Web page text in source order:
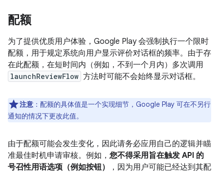
配额
为了提供优质用户体验，Google Play 会强制执行一个限时
配额，用于规定系统向用户显示评价对话框的频率。由于存
在此配额，在短时间内（例如，不到一个月内）多次调用
launchReviewFlow 方法时可能不会始终显示对话框。
注意 ：配额的具体值是一个实现细节，Google Play 可在不另行
通知的情况下更改此值。
由于配额可能会发生变化，因此请务必应用自己的逻辑并瞄
准最佳时机申请审核。例如， 您不得采用旨在触发 API 的
号召性用语选项（例如按钮）
，因为用户可能已经达到其配